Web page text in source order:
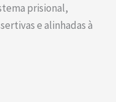
prisional,
e alinhadas à